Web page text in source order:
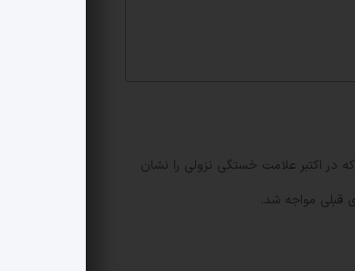
ناحیه ای که در اکتبر علامت خستگی نزولی را نشان